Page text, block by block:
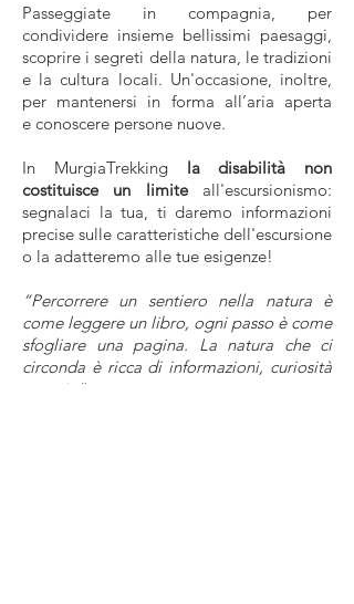
Passeggiate in compagnia, per
condividere insieme bellissimi paesaggi,
scoprire i segreti della natura, le tradizioni
e la cultura locali. Un'occasione, inoltre,
per mantenersi in forma all’aria aperta
e conoscere persone nuove.
In MurgiaTrekking la disabilità non
costituisce un limiteall'escursionismo:
segnalaci la tua, ti daremo informazioni
precise sulle caratteristiche dell'escursione
o la adatteremo alle tue esigenze!
“Percorrere un sentiero nella natura è
come leggere un libro, ogni passo è come
sfogliare una pagina. La natura che ci
circonda è ricca di informazioni, curiosità
e storia”